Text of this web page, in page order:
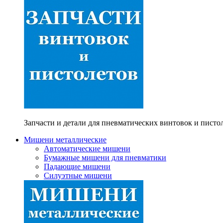
Запчасти и детали для пневматических винтовок и
Мишени металлические
Автоматические мишени
Бумажные мишени для пневматики
Падающие мишени
Силуэтные мишени